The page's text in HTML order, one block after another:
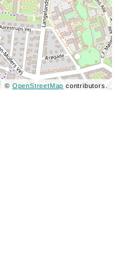
©OpenStreetMap contributors.